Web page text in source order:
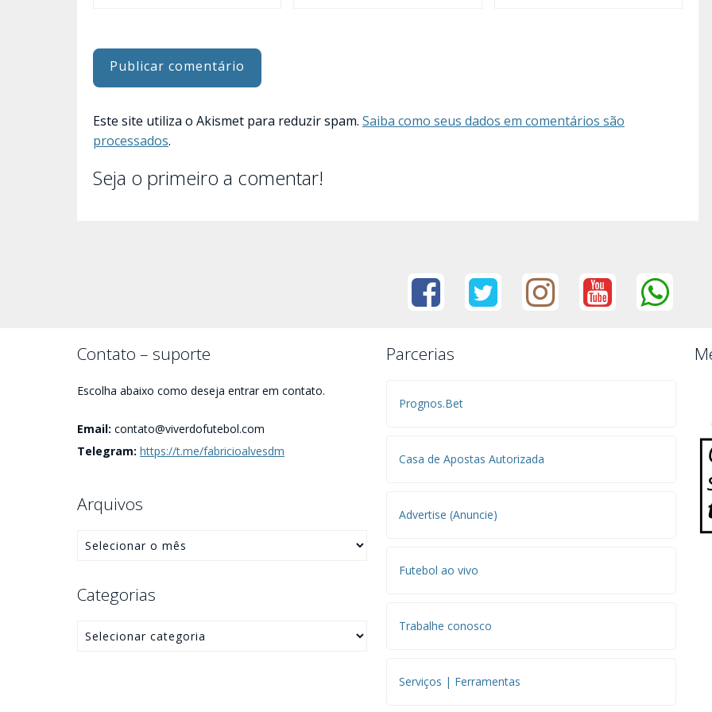
Este site utiliza o Akismet para reduzir spam. Saiba como seus dados em comentários são
processados.
Seja o primeiro a comentar!
Contato – suporte
Escolha abaixo como deseja entrar em contato.
Email: contato@viverdofutebol.com
Telegram: https://t.me/fabricioalvesdm
Arquivos
Categorias
Parcerias
Prognos.Bet
Casa de Apostas Autorizada
Advertise (Anuncie)
Futebol ao vivo
Trabalhe conosco
Serviços | Ferramentas